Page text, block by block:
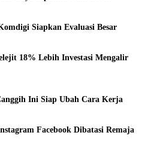
Siapkan Evaluasi Besar
18% Lebih Investasi Mengalir
Ini Siap Ubah Cara Kerja
Facebook Dibatasi Remaja